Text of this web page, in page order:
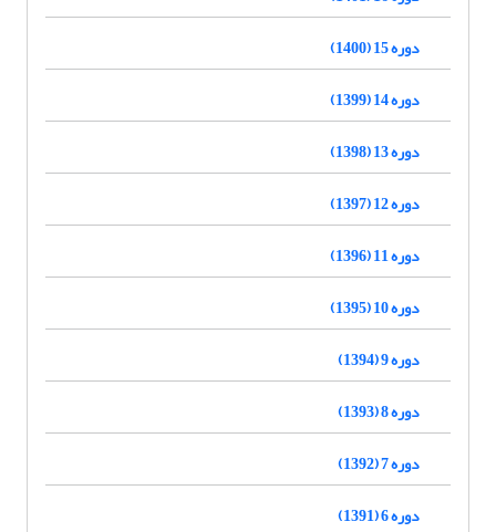
دوره 15 (1400)
دوره 14 (1399)
دوره 13 (1398)
دوره 12 (1397)
دوره 11 (1396)
دوره 10 (1395)
دوره 9 (1394)
دوره 8 (1393)
دوره 7 (1392)
دوره 6 (1391)